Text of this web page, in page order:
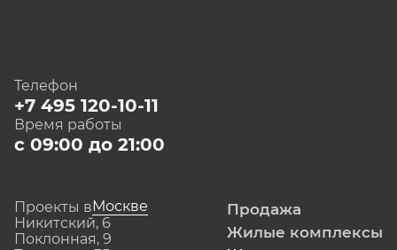
Телефон
+7 495 120-10-11
Время работы
с 09:00 до 21:00
Проекты вМоскве
Никитский, 6
Поклонная, 9
Продажа
Жилые комплексы